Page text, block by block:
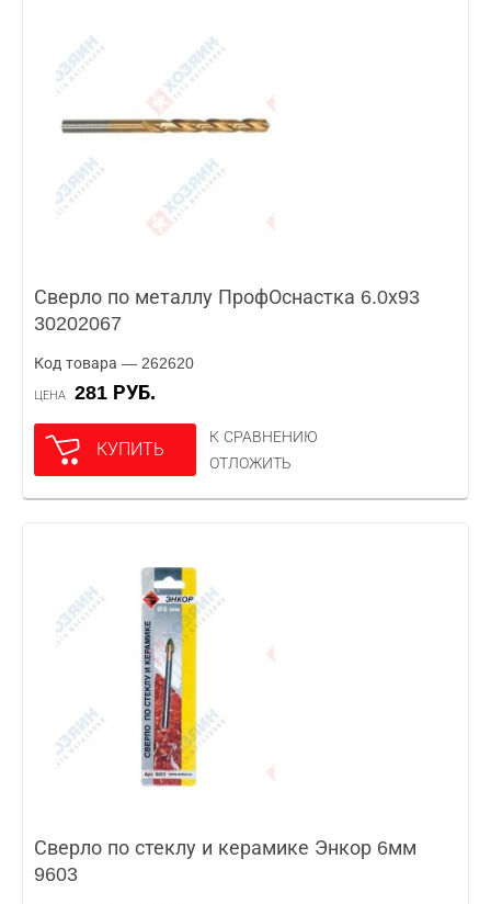
Сверло по металлу ПрофОснастка 6.0х93
30202067
Код товара — 262620
ЦЕНА 281 РУБ.
КУПИТЬ
К СРАВНЕНИЮ
ОТЛОЖИТЬ
Сверло по стеклу и керамике Энкор 6мм
9603